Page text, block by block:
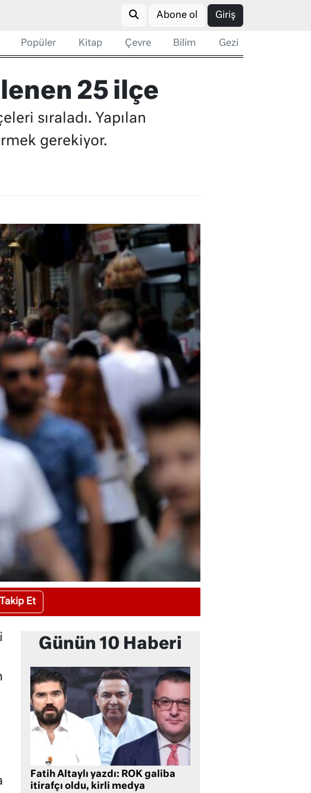
Abone ol Giriş
Popüler Kitap Çevre Bilim Gezi
25 ilçe
sıraladı. Yapılan
gerekiyor.
Takip Et
Günün 10 Haberi
Fatih Altaylı yazdı: ROK galiba
itirafçı oldu, kirli medya